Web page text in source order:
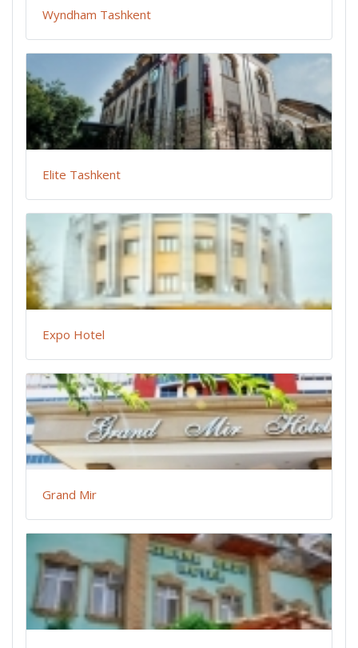
Wyndham Tashkent
Elite Tashkent
Expo Hotel
Grand Mir